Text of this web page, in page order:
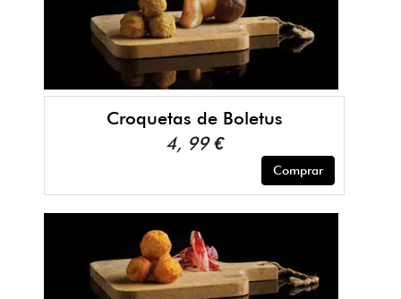
Croquetas de Boletus
4, 99 €
Comprar